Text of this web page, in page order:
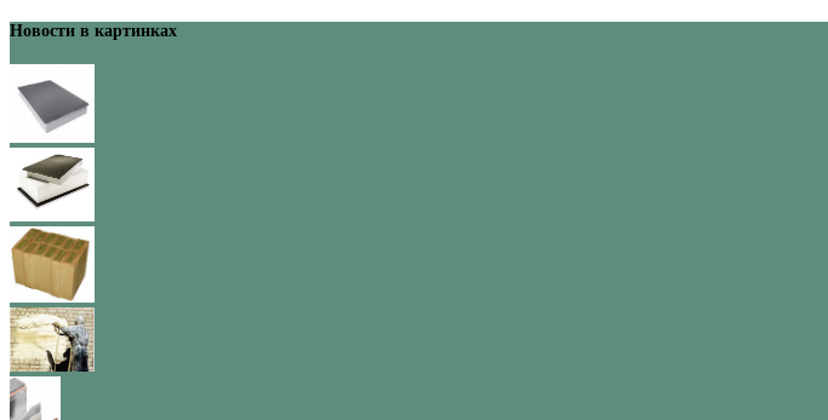
Новости в картинках